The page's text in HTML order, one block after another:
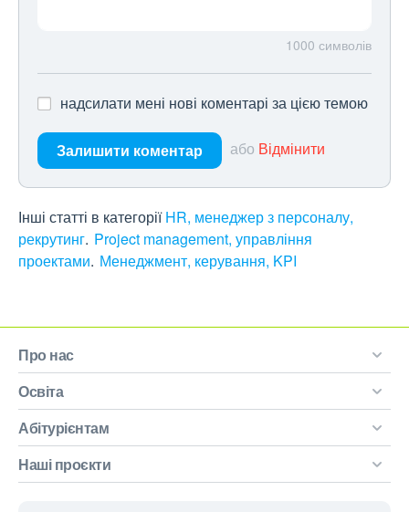
1000 символів
надсилати мені нові коментарі за цією темою
Залишити коментар або Відмінити
Інші статті в категорії HR, менеджер з персоналу,
рекрутинг Project management, управління
проектами Менеджмент, керування, KPI
Про нас
Освіта
Абітурієнтам
Наші проєкти